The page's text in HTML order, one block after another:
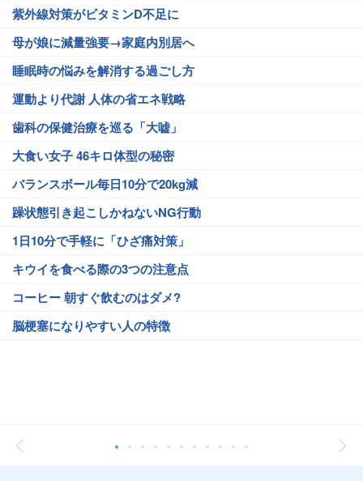
紫外線対策がビタミンD不足に
母が娘に減量強要→家庭内別居へ
睡眠時の悩みを解消する過ごし方
運動より代謝 人体の省エネ戦略
歯科の保健治療を巡る「大嘘」
大食い女子 46キロ体型の秘密
バランスボール毎日10分で20kg減
躁状態引き起こしかねないNG行動
1日10分で手軽に「ひざ痛対策」
キウイを食べる際の3つの注意点
コーヒー 朝すぐ飲むのはダメ?
脳梗塞になりやすい人の特徴